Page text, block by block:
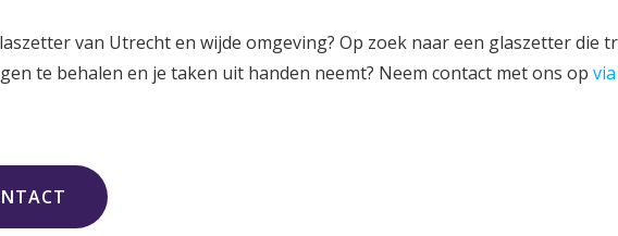
van Utrecht en wijde omgeving? Op zoek naar een glaszetter die
te behalen en je taken uit handen neemt? Neem contact met ons op